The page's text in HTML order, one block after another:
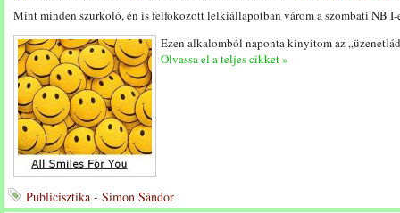
Mint minden szurkoló, én is felfokozott lelkiállapotban várom a szombati NB I-
Ezen alkalomból naponta kinyitom az
Olvassa el a teljes cikket »
Publicisztika - Simon Sándor